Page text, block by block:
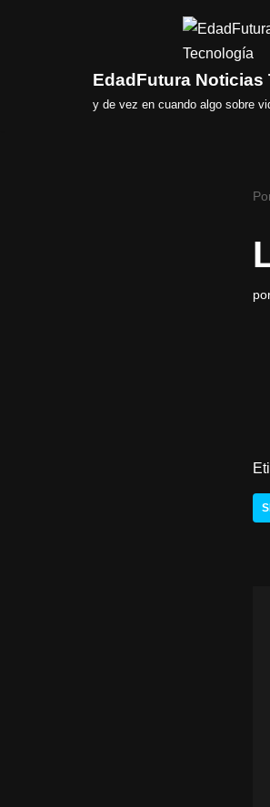
EdadFutura Noticias
y de vez en cuando algo sobre